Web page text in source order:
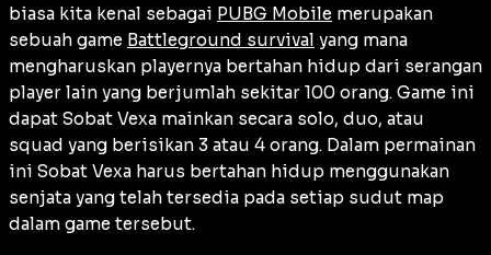
biasa kita kenal sebagai PUBG Mobile merupakan
sebuah game Battleground survival yang mana
mengharuskan playernya bertahan hidup dari serangan
player lain yang berjumlah sekitar 100 orang. Game ini
dapat Sobat Vexa mainkan secara solo, duo, atau
squad yang berisikan 3 atau 4 orang. Dalam permainan
ini Sobat Vexa harus bertahan hidup menggunakan
senjata yang telah tersedia pada setiap sudut map
dalam game tersebut.